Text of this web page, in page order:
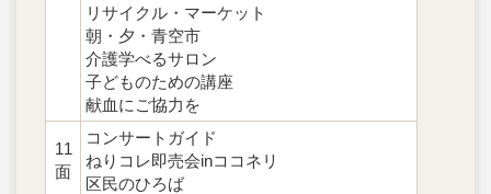
リサイクル・マーケット
朝・夕・青空市
介護学べるサロン
子どものための講座
献血にご協力を
11
面
コンサートガイド
ねりコレ即売会inココネリ
区民のひろば